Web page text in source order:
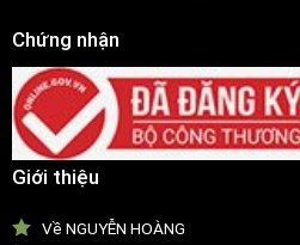
Chứng nhận
Giới thiệu
Về NGUYỄN HOÀNG